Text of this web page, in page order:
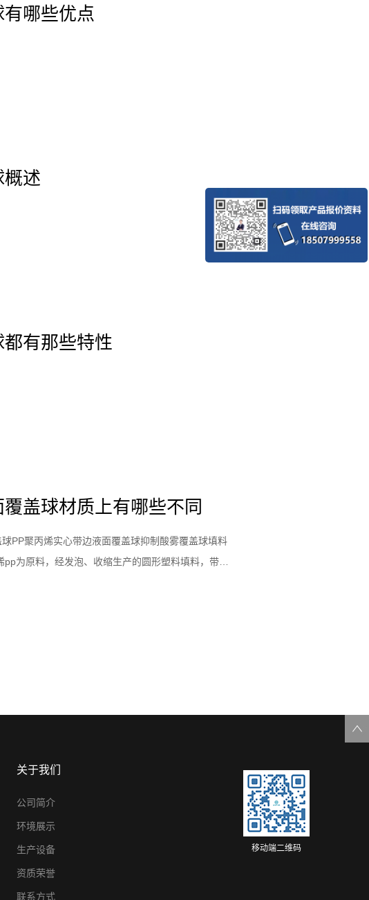
等特点。菱形覆盖球边与边重叠，其作用是抑制酸雾
哪些优点
概述
有那些特性
盖球材质上有哪些不同
PP聚丙烯实心带边液面覆盖球抑制酸雾覆盖球填料
为原料，经发泡、收缩生产的圆形塑料填料，带边
关于我们
公司简介
环境展示
生产设备
资质荣誉
联系方式
移动端二维码